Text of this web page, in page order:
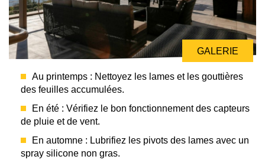
GALERIE
Au printemps : Nettoyez les lames et les gouttières
des feuilles accumulées.
En été : Vérifiez le bon fonctionnement des capteurs
de pluie et de vent.
En automne : Lubrifiez les pivots des lames avec un
spray silicone non gras.